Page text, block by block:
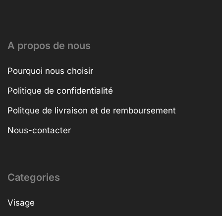
A propos de nous
Pourquoi nous choisir
Politique de confidentialité
Politque de livraison et de remboursement
Nous-contacter
Categories
Visage